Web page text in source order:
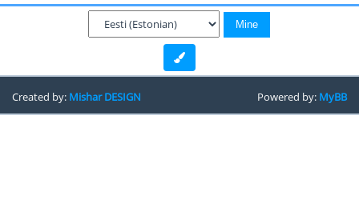
Created by: Mishar DESIGN Powered by: MyBB